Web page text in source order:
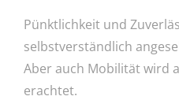
Pünktlichkeit und
selbstverständlich
Aber auch Mobilität wird
erachtet.